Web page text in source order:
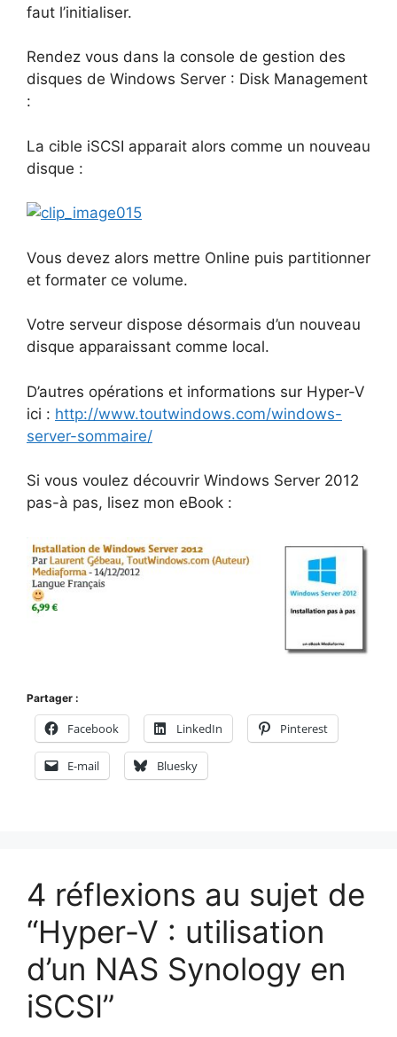
faut l’initialiser.
Rendez vous dans la console de gestion des
disques de Windows Server : Disk Management
:
La cible iSCSI apparait alors comme un nouveau
disque :
Vous devez alors mettre Online puis partitionner
et formater ce volume.
Votre serveur dispose désormais d’un nouveau
disque apparaissant comme local.
D’autres opérations et informations sur Hyper-V
ici : http://www.toutwindows.com/windows-
server-sommaire/
Si vous voulez découvrir Windows Server 2012
pas-à pas, lisez mon eBook :
Partager :
Facebook LinkedIn Pinterest
E-mail Bluesky
4 réflexions au sujet de
“Hyper-V : utilisation
d’un NAS Synology en
iSCSI”